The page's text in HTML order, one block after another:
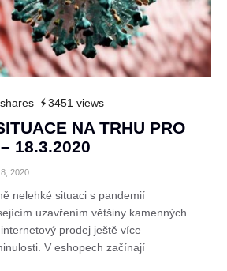
3451 views
NA TRHU PRO
18.3.2020
2020
nelehké situaci s pandemií
uzavřením většiny kamenných
prodej ještě více
V eshopech začínají